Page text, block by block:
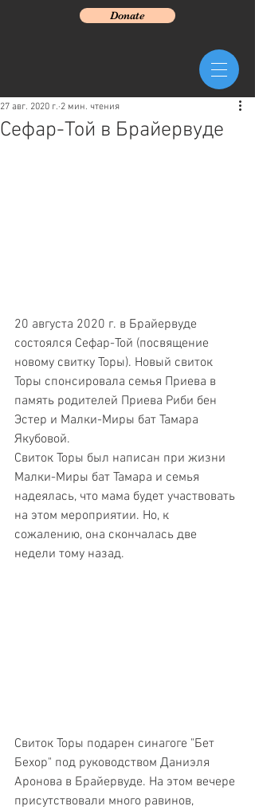
Donate
Сефар-Той в Брайервуде
27 авг. 2020 г. 2 мин. чтения
20 августа 2020 г. в Брайервуде
состоялся Сефар-Той (посвящение
новому свитку Торы). Новый свиток
Торы спонсировала семья Приева в
память родителей Приева Риби бен
Эстер и Малки-Миры бат Тамара
Якубовой.
Свиток Торы был написан при жизни
Малки-Миры бат Тамара и семья
надеялась, что мама будет участвовать
на этом мероприятии. Но, к
сожалению, она скончалась две
недели тому назад.
Свиток Торы подарен синагоге "Бет
Бехор" под руководством Даниэля
Аронова в Брайервуде. На этом вечере
присутствовали много равинов,